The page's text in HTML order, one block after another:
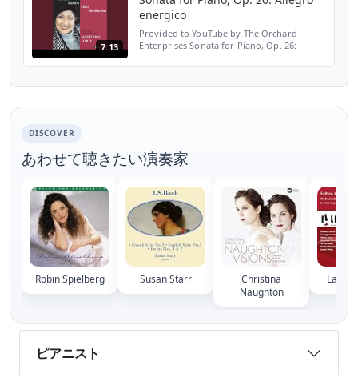
7:13
energico
Provided to YouTube by The Orchard
Enterprises Sonata for Piano, Op. 26:
DISCOVER
あわせて聴きたい演奏家
Robin Spielberg Susan Starr
Christina
Naughton
ピアニスト